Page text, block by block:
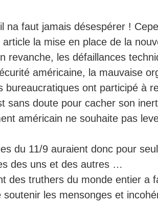
na faut jamais désespérer !
article la mise en place de la
revanche, les défaillances
américaine, la mauvaise
bureaucratiques ont participé à
sans doute pour cacher son
américain ne souhaite pas
du 11/9 auraient donc pour
des uns et des autres …
des truthers du monde entier a
soutenir les mensonges et